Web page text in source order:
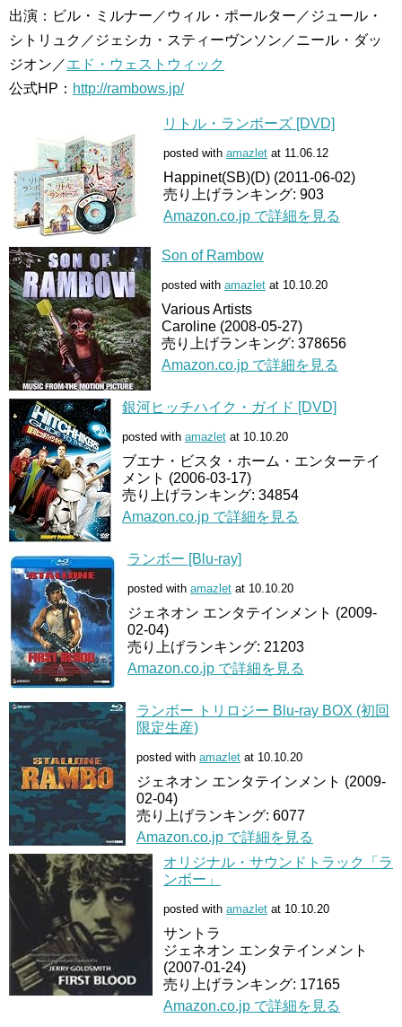
出演：ビル・ミルナー／ウィル・ポールター／ジュール・
シトリュク／ジェシカ・スティーヴンソン／ニール・ダッ
ジオン／エド・ウェストウィック
公式HP： http://rambows.jp/
リトル・ランボーズ [DVD]
posted with amazlet at 11.06.12
Happinet(SB)(D) (2011-06-02)
売り上げランキング: 903
Amazon.co.jp で詳細を見る
Son of Rambow
posted with amazlet at 10.10.20
Various Artists
Caroline (2008-05-27)
売り上げランキング: 378656
Amazon.co.jp で詳細を見る
銀河ヒッチハイク・ガイド [DVD]
posted with amazlet at 10.10.20
ブエナ・ビスタ・ホーム・エンターテイ
メント (2006-03-17)
売り上げランキング: 34854
Amazon.co.jp で詳細を見る
ランボー [Blu-ray]
posted with amazlet at 10.10.20
ジェネオン エンタテインメント (2009-
02-04)
売り上げランキング: 21203
Amazon.co.jp で詳細を見る
ランボー トリロジー Blu-ray BOX (初回
限定生産)
posted with amazlet at 10.10.20
ジェネオン エンタテインメント (2009-
02-04)
売り上げランキング: 6077
Amazon.co.jp で詳細を見る
オリジナル・サウンドトラック「ラ
ンボー」
posted with amazlet at 10.10.20
サントラ
ジェネオン エンタテインメント
(2007-01-24)
売り上げランキング: 17165
Amazon.co.jp で詳細を見る